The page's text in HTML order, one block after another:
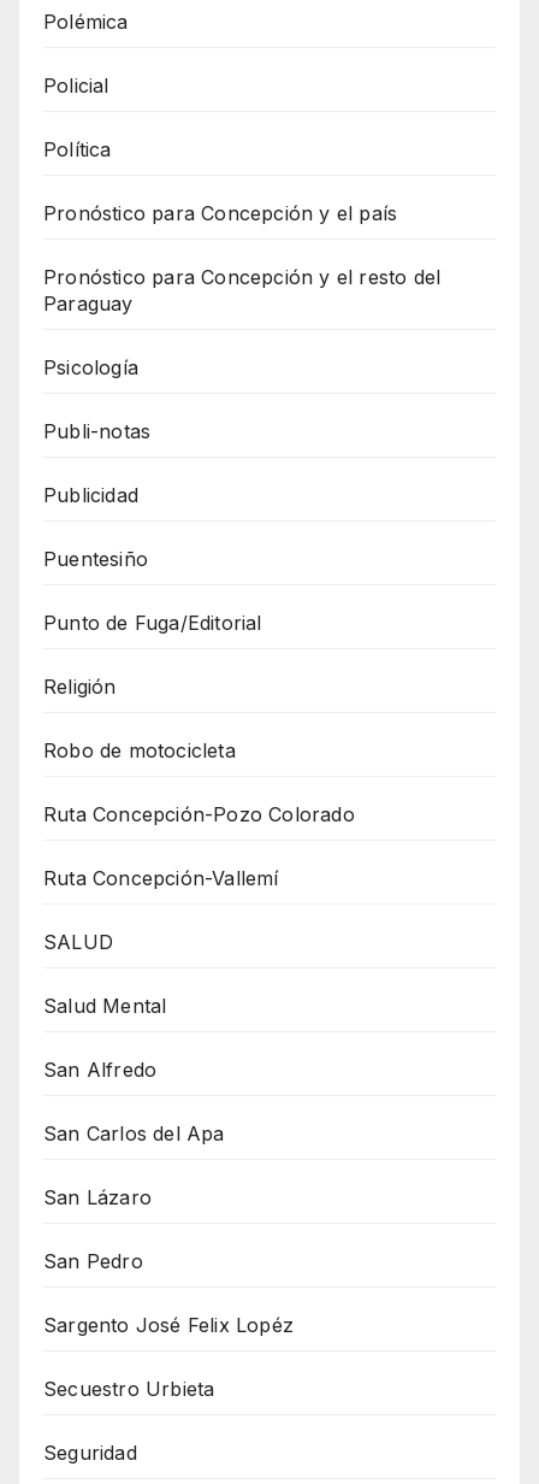
Polémica
Policial
Política
Pronóstico para Concepción y el país
Pronóstico para Concepción y el resto del
Paraguay
Psicología
Publi-notas
Publicidad
Puentesiño
Punto de Fuga/Editorial
Religión
Robo de motocicleta
Ruta Concepción-Pozo Colorado
Ruta Concepción-Vallemí
SALUD
Salud Mental
San Alfredo
San Carlos del Apa
San Lázaro
San Pedro
Sargento José Felix Lopéz
Secuestro Urbieta
Seguridad